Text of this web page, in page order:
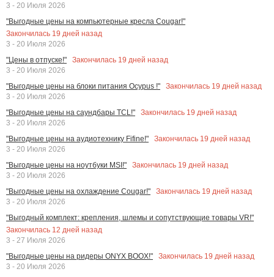
3 - 20 Июля 2026
"Выгодные цены на компьютерные кресла Cougar!"
Закончилась 19 дней назад
3 - 20 Июля 2026
"Цены в отпуске!"
Закончилась 19 дней назад
3 - 20 Июля 2026
"Выгодные цены на блоки питания Ocypus !"
Закончилась 19 дней назад
3 - 20 Июля 2026
"Выгодные цены на саундбары TCL!"
Закончилась 19 дней назад
3 - 20 Июля 2026
"Выгодные цены на аудиотехнику Fifine!"
Закончилась 19 дней назад
3 - 20 Июля 2026
"Выгодные цены на ноутбуки MSI!"
Закончилась 19 дней назад
3 - 20 Июля 2026
"Выгодные цены на охлаждение Cougar!"
Закончилась 19 дней назад
3 - 20 Июля 2026
"Выгодный комплект: крепления, шлемы и сопутствующие товары VR!"
Закончилась 12 дней назад
3 - 27 Июля 2026
"Выгодные цены на ридеры ONYX BOOX!"
Закончилась 19 дней назад
3 - 20 Июля 2026